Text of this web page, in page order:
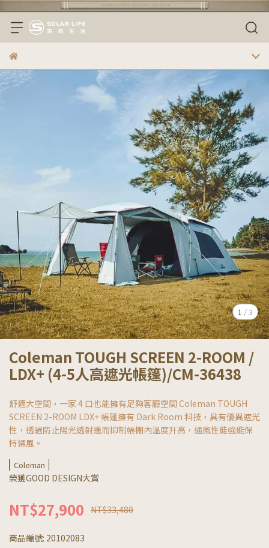
1 /3
Coleman TOUGH SCREEN 2-ROOM /
LDX+ (4-5人高遮光帳篷)/CM-36438
舒適大空間，一家 4 口也能擁有足夠客廳空間 Coleman TOUGH
SCREEN 2-ROOM LDX+ 帳篷擁有 Dark Room 科技，具有優異遮光
性，透過防止陽光透射進而抑制帳棚內溫度升高，通風性能強能保
持通風。
Coleman
榮獲GOOD DESIGN大賞
NT$27,900 NT$33,480
商品編號: 20102083